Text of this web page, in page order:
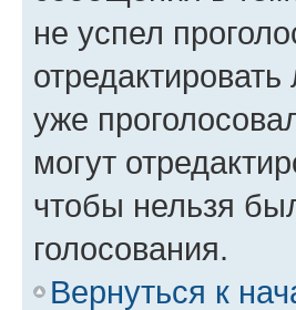
не успел
уже
могут
чтобы нельзя
голосования.
Вернуться к